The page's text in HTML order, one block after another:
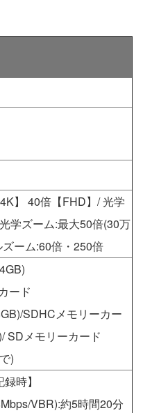
】 40倍【FHD】/ 光学
学ズーム:最大50倍(30万
ーム:60倍・250倍
ード
SDHCメモリーカー
SDメモリーカード
)
時】
VBR):約5時間20分